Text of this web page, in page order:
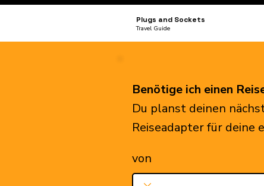
Plugs and Sockets
Travel Guide
Benötige ich einen
Du planst deinen
Reiseadapter für deine
von